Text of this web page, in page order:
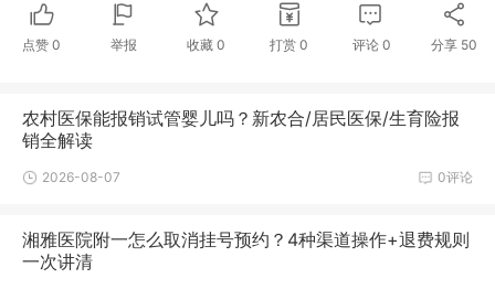
点赞 0 举报 收藏0 打赏 0 评论 0 分享 50
农村医保能报销试管婴儿吗？新农合/居民医保/生育险报
销全解读
0评论
2026-08-07
湘雅医院附一怎么取消挂号预约？4种渠道操作+退费规则
一次讲清